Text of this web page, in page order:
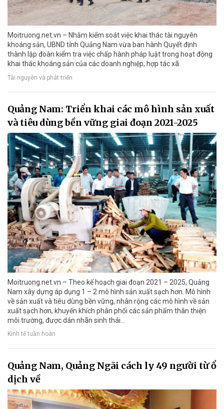
Moitruong.net.vn – Nhằm kiểm soát việc khai thác tài nguyên
khoáng sản, UBND tỉnh Quảng Nam vừa ban hành Quyết định
thành lập đoàn kiểm tra việc chấp hành pháp luật trong hoạt động
khai thác khoáng sản của các doanh nghiệp, hợp tác xã.
Tài nguyên và phát triển
Quảng Nam: Triển khai các mô hình sản xuất
và tiêu dùng bền vững giai đoạn 2021-2025
Moitruong.net.vn – Theo kế hoạch giai đoạn 2021 – 2025, Quảng
Nam xây dựng áp dụng 1 – 2 mô hình sản xuất sạch hơn. Mô hình
về sản xuất và tiêu dùng bền vững, nhân rộng các mô hình về sản
xuất sạch hơn, khuyến khích phân phối các sản phẩm thân thiện
môi trường, được dán nhãn sinh thái…
Kinh tế tuần hoàn
Quảng Nam, Quảng Ngãi cách ly 49 người từ ổ
dịch về